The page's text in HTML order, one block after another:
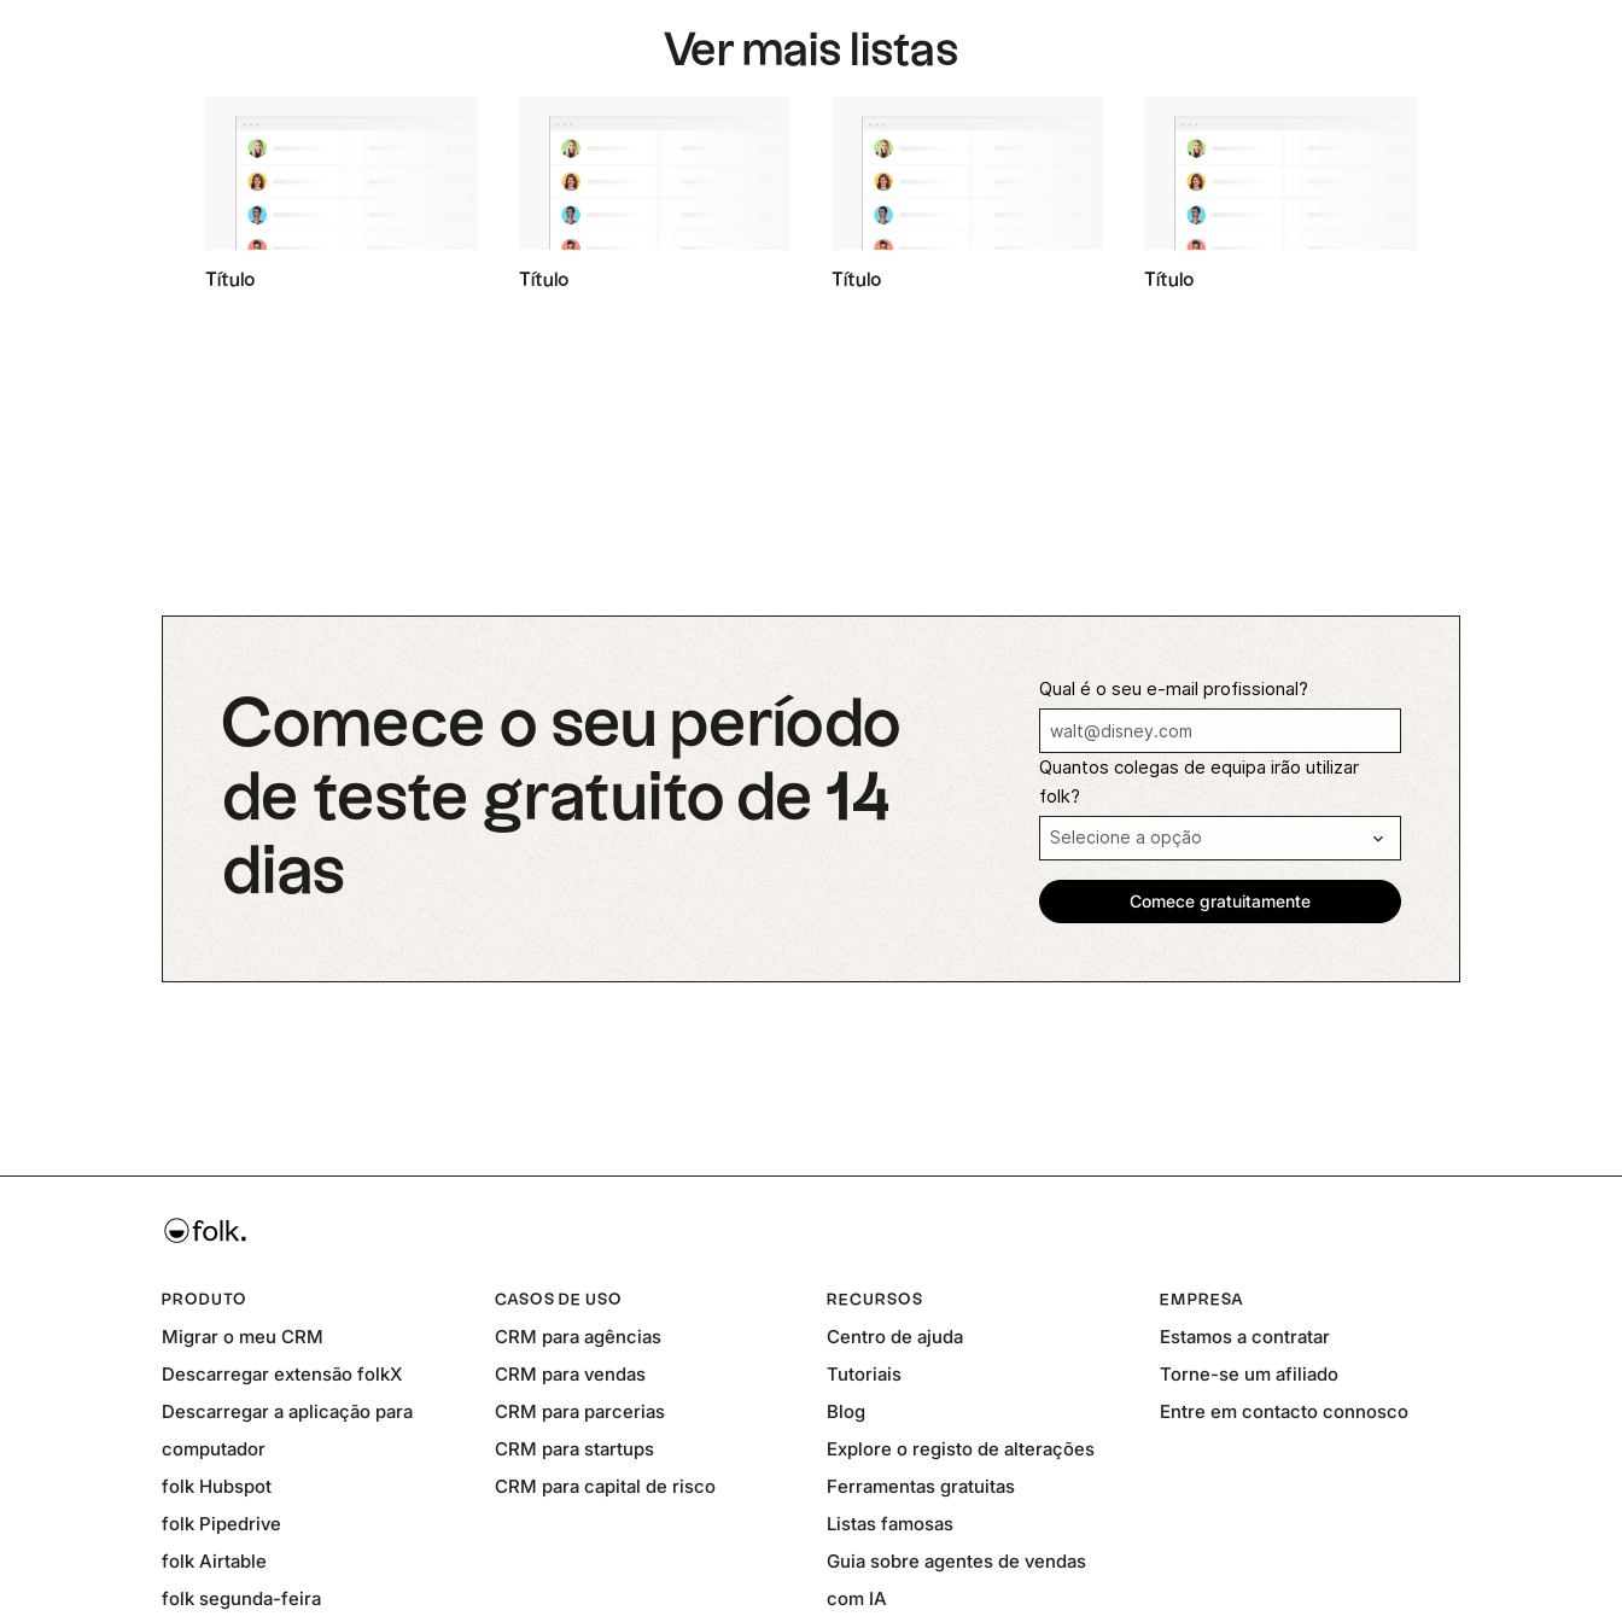
Ver mais listas
Título Título Título Título
Comece o seu período
de teste gratuito de 14
dias
Qual é o seu e-mail profissional?
Quantos colegas de equipa irão utilizar
folk?
PRODUTO
Migrar o meu CRM
Descarregar extensão folkX
Descarregar a aplicação para
computador
folk Hubspot
folk Pipedrive
folk Airtable
folk segunda-feira
CASOS DE USO
CRM para agências
CRM para vendas
CRM para parcerias
CRM para startups
CRM para capital de risco
RECURSOS
Centro de ajuda
Tutoriais
Blog
Explore o registo de alterações
Ferramentas gratuitas
Listas famosas
Guia sobre agentes de vendas
com IA
EMPRESA
Estamos a contratar
Torne-se um afiliado
Entre em contacto connosco